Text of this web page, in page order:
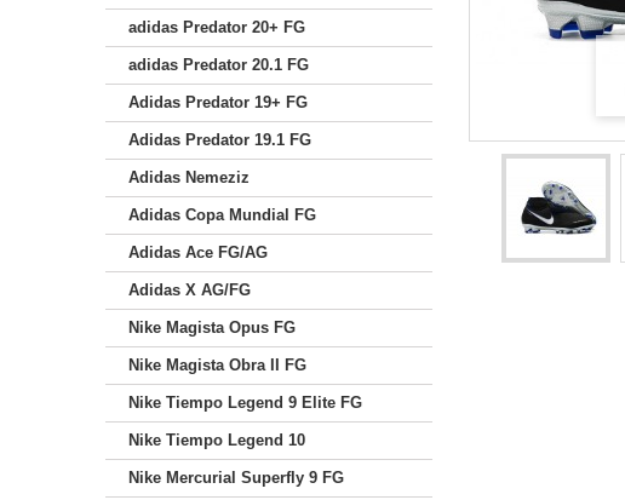
adidas Predator 20+ FG
adidas Predator 20.1 FG
Adidas Predator 19+ FG
Adidas Predator 19.1 FG
Adidas Nemeziz
Adidas Copa Mundial FG
Adidas Ace FG/AG
Adidas X AG/FG
Nike Magista Opus FG
Nike Magista Obra II FG
Nike Tiempo Legend 9 Elite FG
Nike Tiempo Legend 10
Nike Mercurial Superfly 9 FG